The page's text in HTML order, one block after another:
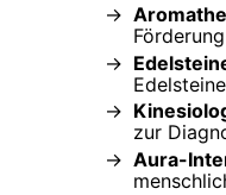
zur
Aura-